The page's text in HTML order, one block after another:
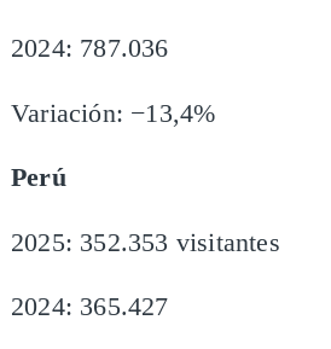
2024: 787.036
Variación: −13,4%
Perú
2025: 352.353 visitantes
2024: 365.427